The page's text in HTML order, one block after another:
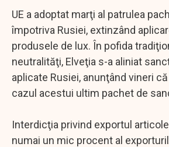
UE a adoptat marţi al patrulea
împotriva Rusiei, extinzând
produsele de lux. În pofida
neutralităţi, Elveţia s-a aliniat
aplicate Rusiei, anunţând vineri
cazul acestui ultim pachet de
Interdicţia privind exportul
numai un mic procent al